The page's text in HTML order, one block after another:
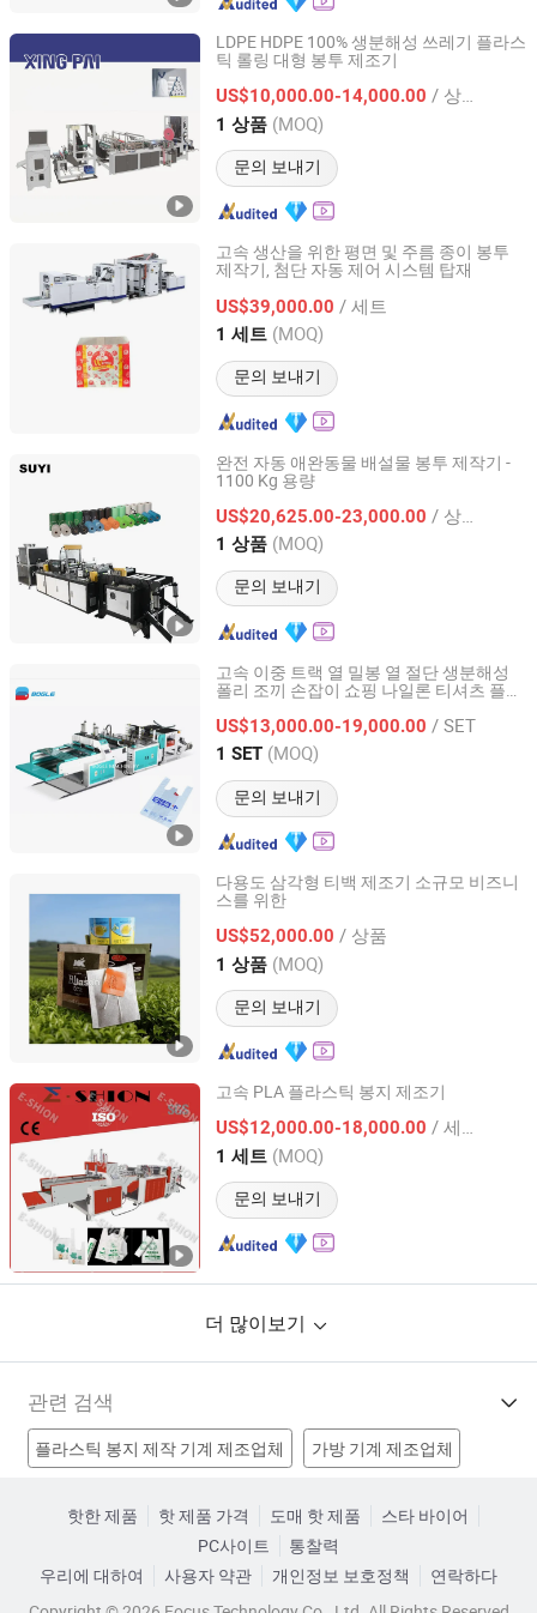
LDPE HDPE 100% 생분해성 쓰레기 플라스
틱 롤링 대형 봉투 제조기
US$10,000.00-14,000.00 / 상품
1 상품 (MOQ)
문의 보내기
Wenzhou Xingpai Machinery Co., Ltd.
Zhejiang, China 이후 2021
고속 생산을 위한 평면 및 주름 종이 봉투
제작기, 첨단 자동 제어 시스템 탑재
US$39,000.00 / 세트
1 세트 (MOQ)
문의 보내기
Zhejiang Hongpeng Machinery Co., Ltd.
Zhejiang, China 이후 2008
완전 자동 애완동물 배설물 봉투 제작기 -
1100 Kg 용량
US$20,625.00-23,000.00 / 상품
1 상품 (MOQ)
문의 보내기
Guangzhou Suyi Trading Co., Ltd.
Guangdong, China 이후 2024
고속 이중 트랙 열 밀봉 열 절단 생분해성
폴리 조끼 손잡이 쇼핑 나일론 티셔츠 플라
US$13,000.00-19,000.00 / SET
1 SET (MOQ)
문의 보내기
Ruian Bogle Machinery Co., Ltd.
Zhejiang, China 이후 2022
다용도 삼각형 티백 제조기 소규모 비즈니
스를 위한
US$52,000.00 / 상품
1 상품 (MOQ)
문의 보내기
Sinoped Innovation International (Liaoyang) Co., Ltd
Liaoning, China 이후 2024
고속 PLA 플라스틱 봉지 제조기
US$12,000.00-18,000.00 / 세트
1 세트 (MOQ)
문의 보내기
WENZHOU E-SHION MACHINERY CO., LTD.
Zhejiang, China 이후 2020
더 많이보기
관련 검색
플라스틱 봉지 제작 기계 제조업체 가방 기계 제조업체
봉투 밀봉 기계 공장
핫한 제품 핫 제품 가격 도매 핫 제품
스타 바이어
PC사이트
통찰력
우리에 대하여
사용자 약관 개인정보 보호정책
연락하다